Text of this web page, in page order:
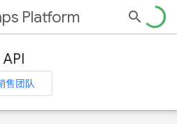
Platform
售团队